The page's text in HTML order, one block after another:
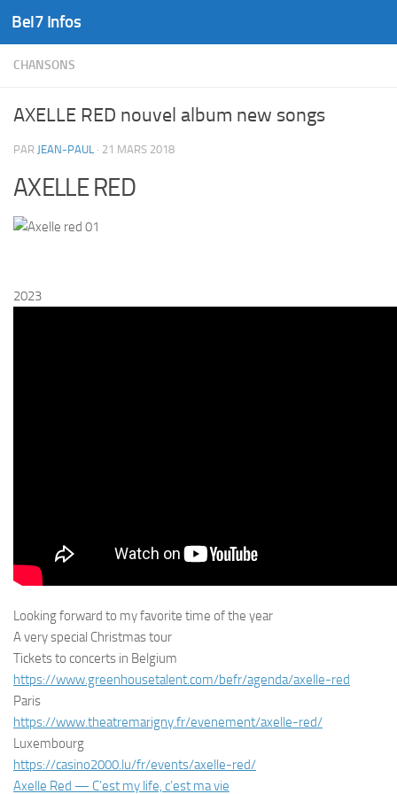
Skip to content
Bel7 Infos
CHANSONS
AXELLE RED nouvel album new songs
PAR JEAN-PAUL · 21 MARS 2018
AXELLE RED
2023
Looking forward to my favorite time of the year
A very special Christmas tour
Tickets to concerts in Belgium
https://www.greenhousetalent.com/befr/agenda/axelle-red
Paris
https://www.theatremarigny.fr/evenement/axelle-red/
Luxembourg
https://casino2000.lu/fr/events/axelle-red/
Axelle Red — C’est my life, c’est ma vie